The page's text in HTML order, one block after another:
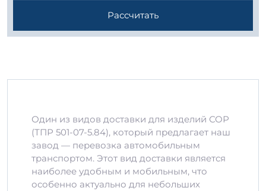
Рассчитать
Один из видов доставки для изделий СОР
(ТПР 501-07-5.84), который предлагает наш
завод — перевозка автомобильным
транспортом. Этот вид доставки является
наиболее удобным и мобильным, что
особенно актуально для небольших